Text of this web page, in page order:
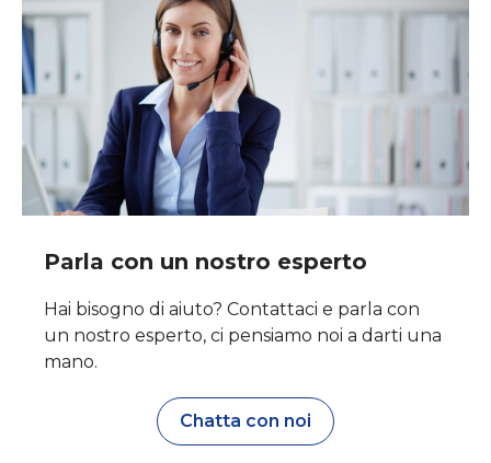
Parla con un nostro esperto
Hai bisogno di aiuto? Contattaci e parla con
un nostro esperto, ci pensiamo noi a darti una
mano.
Chatta con noi